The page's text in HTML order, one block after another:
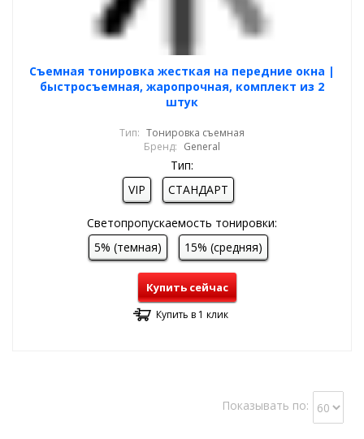
Cъемная тонировка жесткая на передние окна |
быстросъемная, жаропрочная, комплект из 2
штук
Тип: Тонировка съемная
Бренд: General
Тип:
VIP
СТАНДАРТ
Светопропускаемость тонировки:
5% (темная)
15% (средняя)
Купить сейчас
Купить в 1 клик
Показывать по: